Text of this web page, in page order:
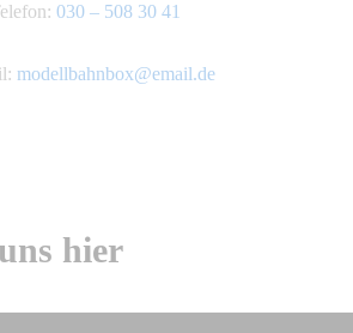
030 – 508 30 41
modellbahnbox@email.de
hier